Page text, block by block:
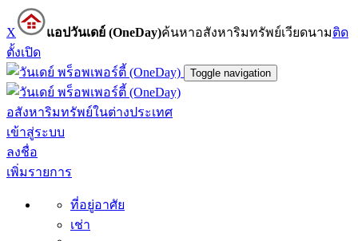
X แอปวันเดย์ (OneDay)ค้นหาอสังหาริมทรัพย์เวียดนามติด
ตั้งเปิด
Toggle navigation
อสังหาริมทรัพย์ในต่างประเทศ
เข้าสู่ระบบ
ลงชื่อ
เพิ่มรายการ
ที่อยู่อาศัย
เช่า